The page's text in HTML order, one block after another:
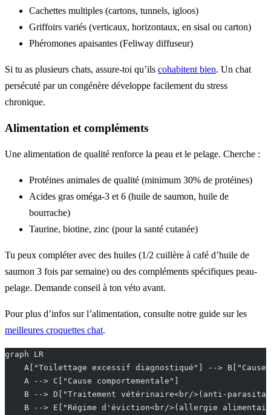
Cachettes multiples (cartons, tunnels, igloos)
Griffoirs variés (verticaux, horizontaux, en sisal ou carton)
Phéromones apaisantes (Feliway diffuseur)
Si tu as plusieurs chats, assure-toi qu’ils cohabitent bien. Un chat
persécuté par un congénère développe facilement du stress
chronique.
Alimentation et compléments
Une alimentation de qualité renforce la peau et le pelage. Cherche :
Protéines animales de qualité (minimum 30% de protéines)
Acides gras oméga-3 et 6 (huile de saumon, huile de
bourrache)
Taurine, biotine, zinc (pour la santé cutanée)
Tu peux compléter avec des huiles (1/2 cuillère à café d’huile de
saumon 3 fois par semaine) ou des compléments spécifiques peau-
pelage. Demande conseil à ton véto avant.
Pour plus d’infos sur l’alimentation, consulte notre guide sur les
meilleures croquettes chat.
graph LR
A["Toilettage excessif diagnostiqué"] --> B["Cause
    A --> C["Cause comportementale"]
B --> D["Traitement vétérinaire<br/>(anti-
B --> E["Régime d'éviction<br/>(allergie